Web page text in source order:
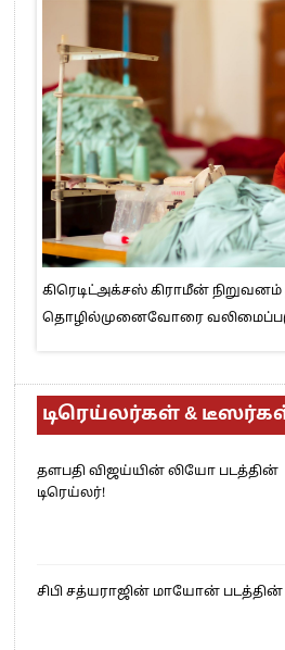
கிரெடிட்அக்சஸ் கிராமீன்
தொழில்முனைவோரை
டிரெய்லர்கள் &
தளபதி விஜய்யின் லியோ படத்தின்
டிரெய்லர்!
சிபி சத்யராஜின் மாயோன் படத்தின்